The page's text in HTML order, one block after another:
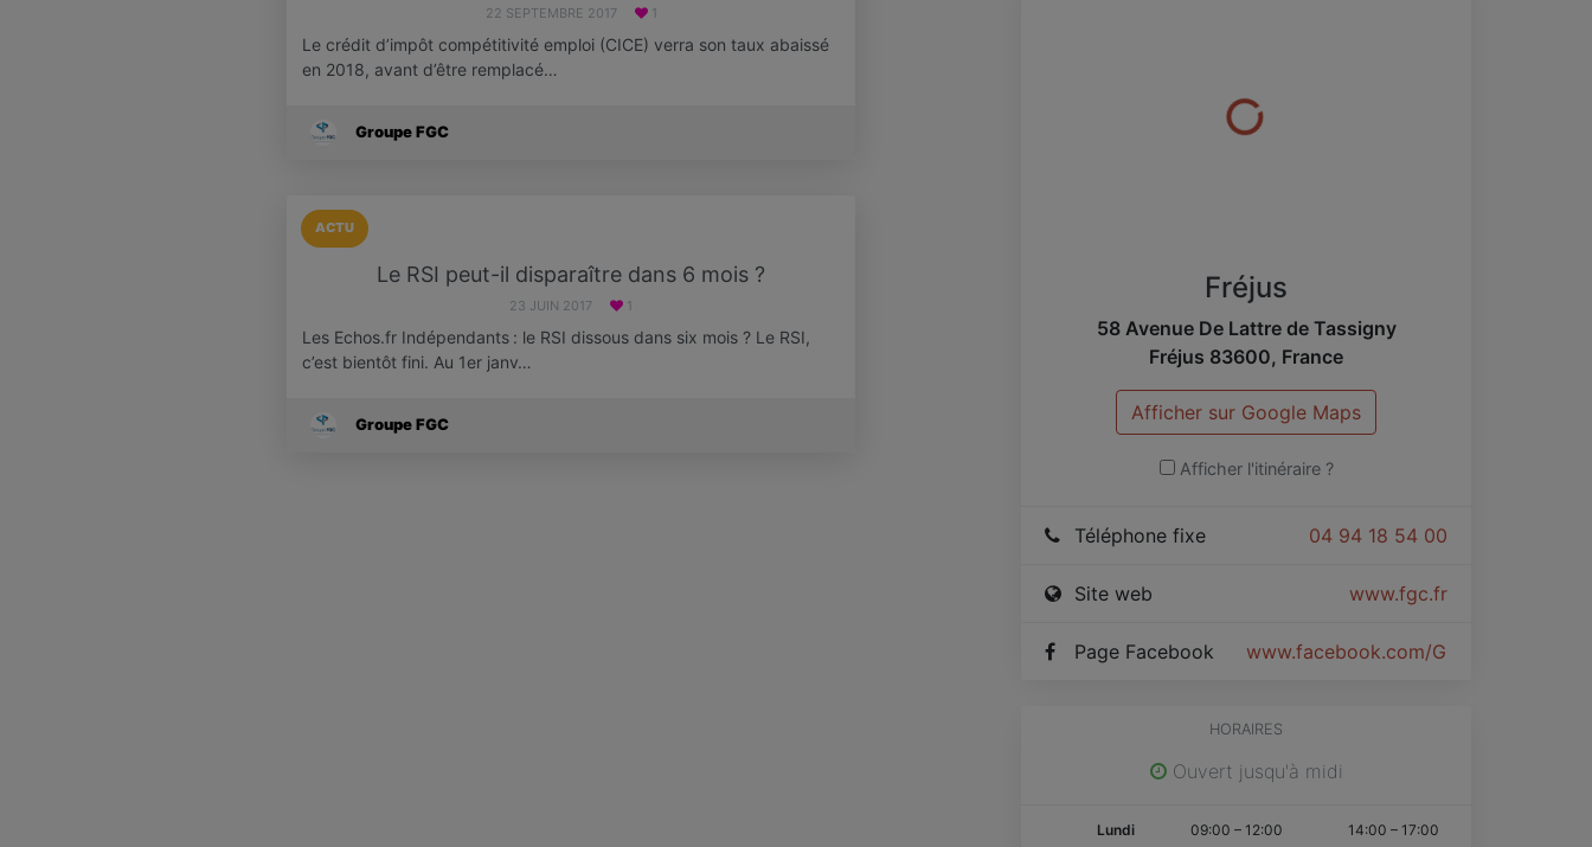
22 SEPTEMBRE 2017 1
Le crédit d’impôt compétitivité emploi (CICE) verra son taux abaissé
en 2018, avant d’être remplacé…
Groupe FGC
ACTU
Le RSI peut-il disparaître dans 6 mois ?
23 JUIN 2017 1
Les Echos.fr Indépendants : le RSI dissous dans six mois ? Le RSI,
c’est bientôt fini. Au 1er janv…
Groupe FGC
Fréjus
58 Avenue De Lattre de Tassigny
Fréjus 83600, France
Afficher sur Google Maps
Afficher l'itinéraire ?
04 94 18 54 00
Téléphone fixe
www.fgc.fr
Site web
www.facebook.com/Groupe-FGC-
Page Facebook
HORAIRES
Ouvert jusqu'à midi
Lundi 09:00 – 12:00 14:00 – 17:00